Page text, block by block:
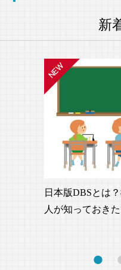
新
日本版DBSとは
人が知っておき